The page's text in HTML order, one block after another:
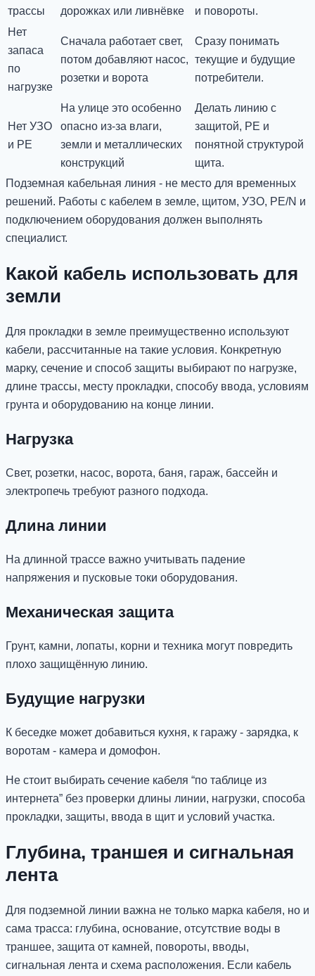
трассы
дорожках или ливнёвке
и повороты.
Нет
запаса
по
нагрузке
Сначала работает свет,
потом добавляют насос,
розетки и ворота
Сразу понимать
текущие и будущие
потребители.
Нет УЗО
и PE
На улице это особенно
опасно из-за влаги,
земли и металлических
конструкций
Делать линию с
защитой, PE и
понятной структурой
щита.
Подземная кабельная линия - не место для временных
решений. Работы с кабелем в земле, щитом, УЗО, PE/N и
подключением оборудования должен выполнять
специалист.
Какой кабель использовать для
земли
Для прокладки в земле преимущественно используют
кабели, рассчитанные на такие условия. Конкретную
марку, сечение и способ защиты выбирают по нагрузке,
длине трассы, месту прокладки, способу ввода, условиям
грунта и оборудованию на конце линии.
Нагрузка
Свет, розетки, насос, ворота, баня, гараж, бассейн и
электропечь требуют разного подхода.
Длина линии
На длинной трассе важно учитывать падение
напряжения и пусковые токи оборудования.
Механическая защита
Грунт, камни, лопаты, корни и техника могут повредить
плохо защищённую линию.
Будущие нагрузки
К беседке может добавиться кухня, к гаражу - зарядка, к
воротам - камера и домофон.
Не стоит выбирать сечение кабеля “по таблице из
интернета” без проверки длины линии, нагрузки, способа
прокладки, защиты, ввода в щит и условий участка.
Глубина, траншея и сигнальная
лента
Для подземной линии важна не только марка кабеля, но и
сама трасса: глубина, основание, отсутствие воды в
траншее, защита от камней, повороты, вводы,
сигнальная лента и схема расположения. Если кабель